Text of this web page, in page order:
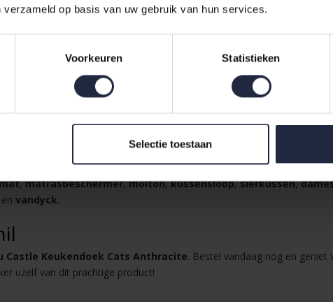
op basis van uw gebruik van hun services.
Voorkeuren Statistieken
Selectie toestaan
Keukengoed
aan hoogwaardige producten zoalsdekbedset,dekbedovertrek,
,matrasbeschermer,molton,kussensloop,sierkussen,
vandyck.
Castle Keukendoek Cats Anthracite. Bestel vandaag nog en
uzelf van dit prachtige product!